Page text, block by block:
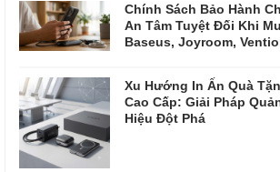
Chính Sách Bảo Hành
An Tâm Tuyệt Đối Khi
Baseus, Joyroom,
Xu Hướng In Ấn Quà
Cao Cấp: Giải Pháp
Hiệu Đột Phá